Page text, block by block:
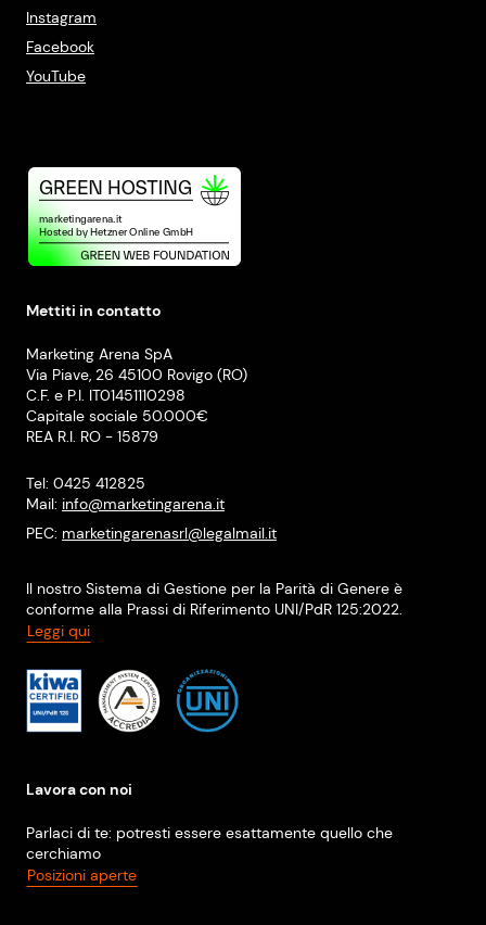
Instagram
Facebook
YouTube
Mettiti in contatto
Marketing Arena SpA
Via Piave, 26 45100 Rovigo (RO)
C.F. e P.I. IT01451110298
Capitale sociale 50.000€
REA R.I. RO - 15879
Tel: 0425 412825
Mail: info@marketingarena.it
PEC: marketingarenasrl@legalmail.it
Il nostro Sistema di Gestione per la Parità di Genere è
conforme alla Prassi di Riferimento UNI/PdR 125:2022.
Leggi qui
Lavora con noi
Parlaci di te: potresti essere esattamente quello che
cerchiamo
Posizioni aperte